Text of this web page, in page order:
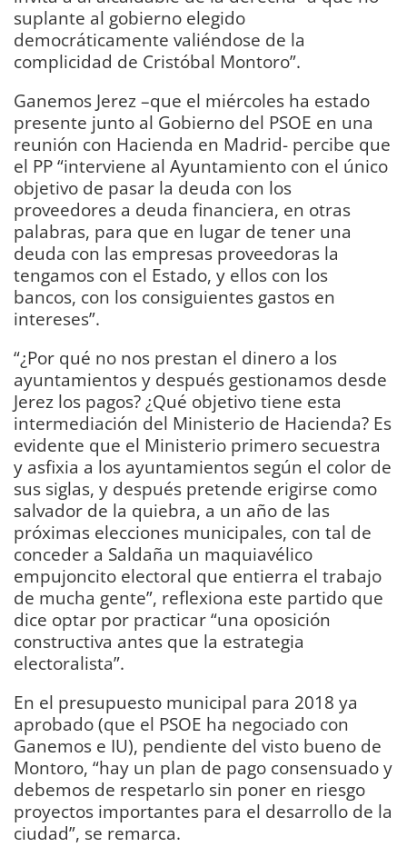
suplante al gobierno elegido
democráticamente valiéndose de la
complicidad de Cristóbal Montoro”.
Ganemos Jerez –que el miércoles ha estado
presente junto al Gobierno del PSOE en una
reunión con Hacienda en Madrid- percibe que
el PP “interviene al Ayuntamiento con el único
objetivo de pasar la deuda con los
proveedores a deuda financiera, en otras
palabras, para que en lugar de tener una
deuda con las empresas proveedoras la
tengamos con el Estado, y ellos con los
bancos, con los consiguientes gastos en
intereses”.
“¿Por qué no nos prestan el dinero a los
ayuntamientos y después gestionamos desde
Jerez los pagos? ¿Qué objetivo tiene esta
intermediación del Ministerio de Hacienda? Es
evidente que el Ministerio primero secuestra
y asfixia a los ayuntamientos según el color de
sus siglas, y después pretende erigirse como
salvador de la quiebra, a un año de las
próximas elecciones municipales, con tal de
conceder a Saldaña un maquiavélico
empujoncito electoral que entierra el trabajo
de mucha gente”, reflexiona este partido que
dice optar por practicar “una oposición
constructiva antes que la estrategia
electoralista”.
En el presupuesto municipal para 2018 ya
aprobado (que el PSOE ha negociado con
Ganemos e IU), pendiente del visto bueno de
Montoro, “hay un plan de pago consensuado y
debemos de respetarlo sin poner en riesgo
proyectos importantes para el desarrollo de la
ciudad”, se remarca.